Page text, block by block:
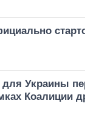
для Украины
Коалиции